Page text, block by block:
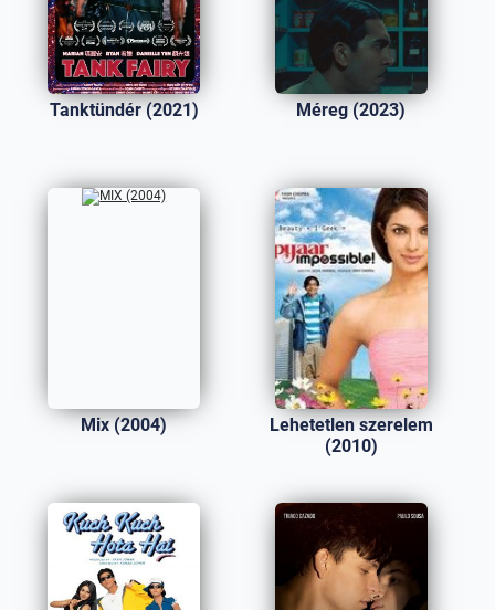
Tanktündér (2021) Méreg (2023)
Mix (2004)
Lehetetlen szerelem
(2010)